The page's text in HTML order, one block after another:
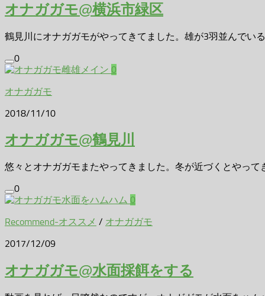
オナガガモ@横浜市緑区
鶴見川にオナガガモがやってきてました。雄が3羽並んでい
0
0
オナガガモ
2018/11/10
オナガガモ@鶴見川
悠々とオナガガモまたやってきました。冬が近づくとやって
0
0
Recommend-オススメ / オナガガモ
2017/12/09
オナガガモ@水面採餌をする